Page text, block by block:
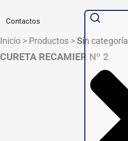
Contactos
Buscar
Inicio > Productos >Sin categoría
CURETA RECAMIER Nº 2